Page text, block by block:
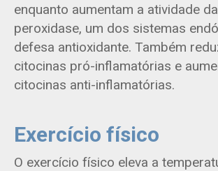
enquanto aumentam a atividade
peroxidase, um dos sistemas
defesa antioxidante. Também
citocinas pró-inflamatórias e
citocinas anti-inflamatórias.
Exercício físico
O exercício físico eleva a